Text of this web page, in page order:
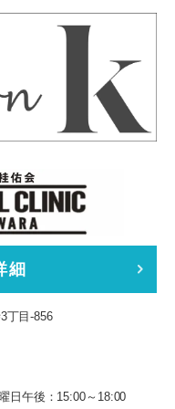
細
丁目-856
日午後：15:00～18:00